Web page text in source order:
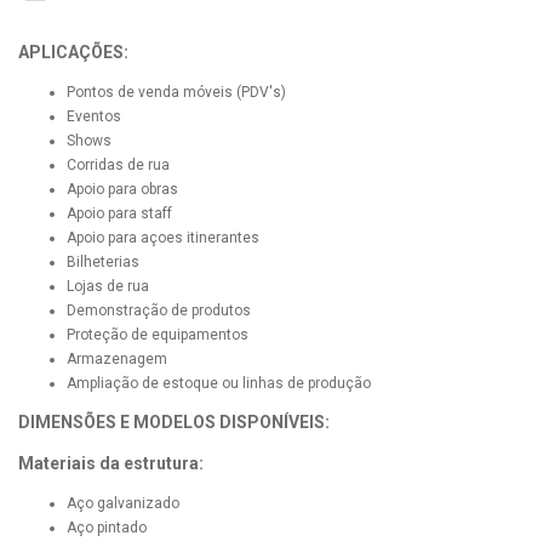
APLICAÇÕES:
Pontos de venda móveis (PDV's)
Eventos
Shows
Corridas de rua
Apoio para obras
Apoio para staff
Apoio para açoes itinerantes
Bilheterias
Lojas de rua
Demonstração de produtos
Proteção de equipamentos
Armazenagem
Ampliação de estoque ou linhas de produção
DIMENSÕES E MODELOS DISPONÍVEIS:
Materiais da estrutura:
Aço galvanizado
Aço pintado